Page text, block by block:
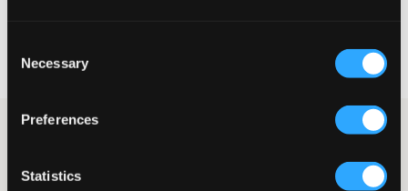
Selection
Necessary
Preferences
Statistics
Gratis versand über €69
Widerrufsrecht
Wunderschöne und trendige Haargummis von ByEloise. Diese
Ort und Stelle zu halten, sie eignen sich auch hervorragend als
feine Armbänder. Die Suche nach dem perfekten Haargummi,